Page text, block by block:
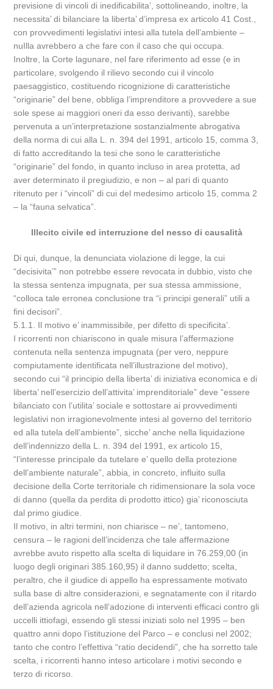
previsione di vincoli di inedificabilita’, sottolineando, inoltre, la
necessita’ di bilanciare la liberta’ d’impresa ex articolo 41 Cost.,
con provvedimenti legislativi intesi alla tutela dell’ambiente –
nuIlla avrebbero a che fare con il caso che qui occupa.
Inoltre, la Corte lagunare, nel fare riferimento ad esse (e in
particolare, svolgendo il rilievo secondo cui il vincolo
paesaggistico, costituendo ricognizione di caratteristiche
“originarie” del bene, obbliga l’imprenditore a provvedere a sue
sole spese ai maggiori oneri da esso derivanti), sarebbe
pervenuta a un’interpretazione sostanzialmente abrogativa
della norma di cui alla L. n. 394 del 1991, articolo 15, comma 3,
di fatto accreditando la tesi che sono le caratteristiche
“originarie” del fondo, in quanto incluso in area protetta, ad
aver determinato il pregiudizio, e non – al pari di quanto
ritenuto per i “vincoli” di cui del medesimo articolo 15, comma 2
– la “fauna selvatica”.
Illecito civile ed interruzione del nesso di causalità
Di qui, dunque, la denunciata violazione di legge, la cui
“decisivita’” non potrebbe essere revocata in dubbio, visto che
la stessa sentenza impugnata, per sua stessa ammissione,
“colloca tale erronea conclusione tra “i principi generali” utili a
fini decisori”.
5.1.1. Il motivo e’ inammissibile, per difetto di specificita’.
I ricorrenti non chiariscono in quale misura l’affermazione
contenuta nella sentenza impugnata (per vero, neppure
compiutamente identificata nell’illustrazione del motivo),
secondo cui “il principio della liberta’ di iniziativa economica e di
liberta’ nell’esercizio dell’attivita’ imprenditoriale” deve “essere
bilanciato con l’utilita’ sociale e sottostare ai provvedimenti
legislativi non irragionevolmente intesi al governo del territorio
ed alla tutela dell’ambiente”, sicche’ anche nella liquidazione
dell’indennizzo della L. n. 394 del 1991, ex articolo 15,
“l’interesse principale da tutelare e’ quello della protezione
dell’ambiente naturale”, abbia, in concreto, influito sulla
decisione della Corte territoriale ch ridimensionare la sola voce
di danno (quella da perdita di prodotto ittico) gia’ riconosciuta
dal primo giudice.
Il motivo, in altri termini, non chiarisce – ne’, tantomeno,
censura – le ragioni dell’incidenza che tale affermazione
avrebbe avuto rispetto alla scelta di liquidare in 76.259,00 (in
luogo degli originari 385.160,95) il danno suddetto; scelta,
peraltro, che il giudice di appello ha espressamente motivato
sulla base di altre considerazioni, e segnatamente con il ritardo
dell’azienda agricola nell’adozione di interventi efficaci contro gli
uccelli ittiofagi, essendo gli stessi iniziati solo nel 1995 – ben
quattro anni dopo l’istituzione del Parco – e conclusi nel 2002;
tanto che contro l’effettiva “ratio decidendi”, che ha sorretto tale
scelta, i ricorrenti hanno inteso articolare i motivi secondo e
terzo di ricorso.